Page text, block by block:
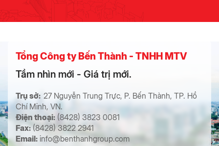
Tổng Công ty Bến Thành - TNHH MTV
Tầm nhìn mới - Giá trị mới.
Trụ sở: 27 Nguyễn Trung Trực, P. Bến Thành, TP. Hồ
Chí Minh, VN.
Điện thoại: (8428) 3823 0081
Fax:(8428) 3822 2941
Email: info@benthanhgroup.com